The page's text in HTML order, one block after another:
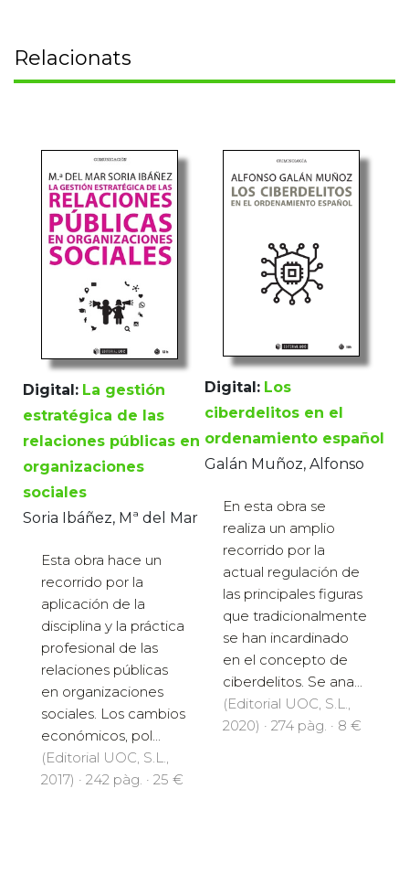
Relacionats
Digital: La gestión
estratégica de las
relaciones públicas en
organizaciones
sociales
Soria Ibáñez, Mª del Mar
Esta obra hace un
recorrido por la
aplicación de la
disciplina y la práctica
profesional de las
relaciones públicas
en organizaciones
sociales. Los cambios
económicos, pol...
(Editorial UOC, S.L.,
2017) · 242 pàg. · 25 €
Digital: Los
ciberdelitos en el
ordenamiento español
Galán Muñoz, Alfonso
En esta obra se
realiza un amplio
recorrido por la
actual regulación de
las principales figuras
que tradicionalmente
se han incardinado
en el concepto de
ciberdelitos. Se ana...
(Editorial UOC, S.L.,
2020) · 274 pàg. · 8 €